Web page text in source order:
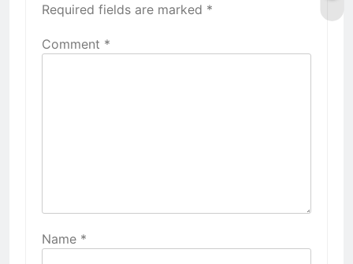
Required fields are marked *
Comment *
Name *